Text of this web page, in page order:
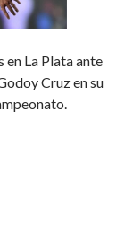
en La Plata ante
Cruz en su